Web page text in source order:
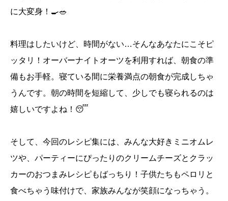
に大変身！🍳🥗
料理はしたいけど、時間がない…そんなあなたにこそピ
ッタリ！オーバーナイトオーツを利用すれば、朝食の準
備もお手軽。寝ている間に栄養満点の朝食が完成しちゃ
うんです。朝の時間を短縮して、少しでも寝られるのは
嬉しいですよね！😴
そして、今回のレシピ集には、みんな大好きミニオムレ
ツや、パーティーにぴったりのクリームチーズとクラッ
カーのおつまみレシピもばっちり！子供たちもペロリと
食べちゃう味付けで、家族みんなが笑顔になっちゃう。